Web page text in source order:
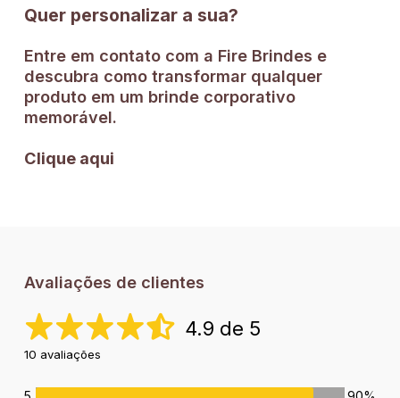
Quer personalizar a sua?
Entre em contato com a Fire Brindes e
descubra como transformar qualquer
produto em um brinde corporativo
memorável.
Clique aqui
Avaliações de clientes
4.9 de 5
10 avaliações